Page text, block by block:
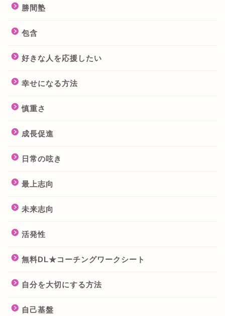
勝間塾
包含
好きな人を応援したい
幸せになる方法
慎重さ
成長促進
日常の呟き
最上志向
未来志向
活発性
無料DL★コーチングワークシート
自分を大切にする方法
自己基盤